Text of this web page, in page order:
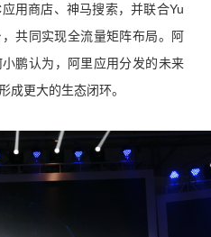
用商店、神马搜索，并联合Yu
共同实现全流量矩阵布局。阿
鹏认为，阿里应用分发的未来
成更大的生态闭环。